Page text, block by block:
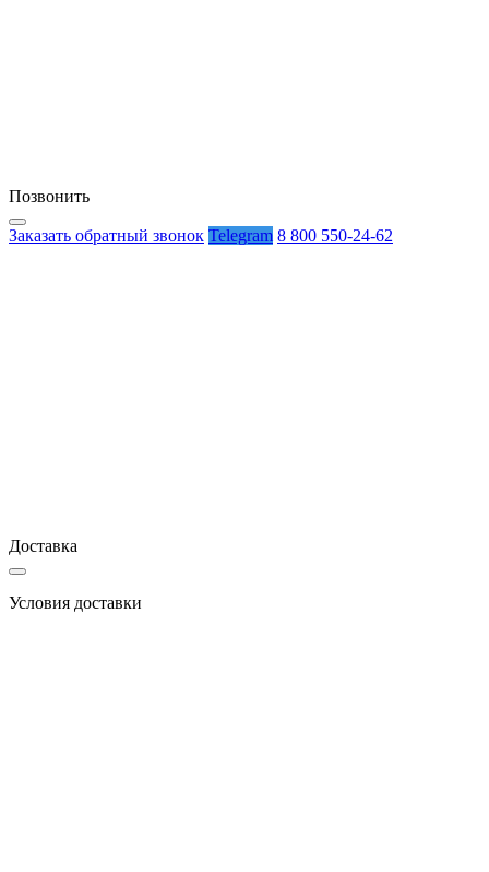
Позвонить
Заказать обратный звонок Telegram 8 800 550-24-62
Доставка
Условия доставки